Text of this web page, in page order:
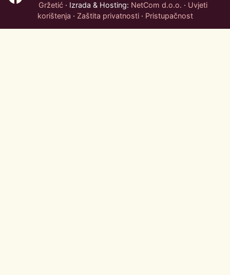
Gržetić· Izrada & Hosting: NetCom d.o.o. · Uvjeti
korištenja · Zaštita privatnosti· Pristupačnost